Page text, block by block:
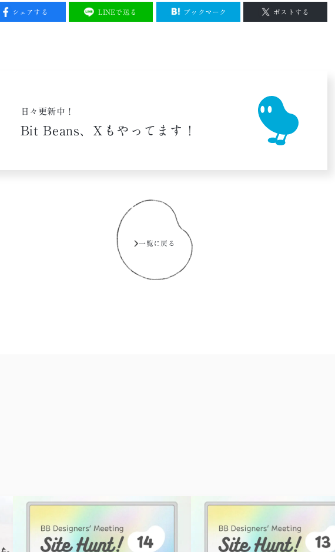
シェアする LINEで送る ブックマーク ポストする
日々更新中！
Bit Beans、 Xもやってます！
一覧に戻る